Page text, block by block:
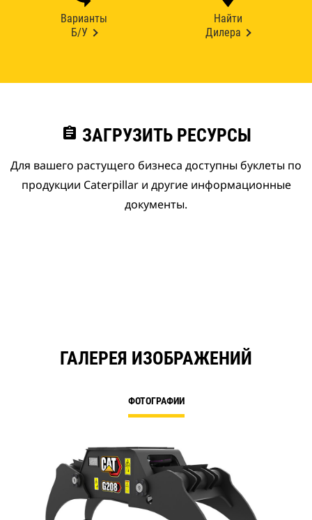
Варианты
Б/У
Найти
Дилера
assignment ЗАГРУЗИТЬ РЕСУРСЫ
Для вашего растущего бизнеса доступны буклеты по
продукции Caterpillar и другие информационные
документы.
ГАЛЕРЕЯ ИЗОБРАЖЕНИЙ
ФОТОГРАФИИ